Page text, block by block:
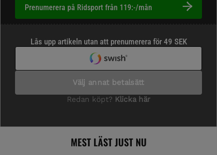
Prenumerera på Ridsport från 119:-/mån
MEST LÄST JUST NU